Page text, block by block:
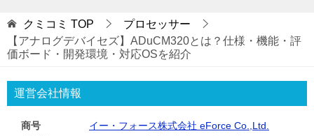
クミコミ TOP
プロセッサー
【アナログデバイセズ】ADuCM320とは？仕様・機能・評
価ボード・開発環境・対応OSを紹介
運営会社情報
商号
イー・フォース株式会社 eForce Co.,Ltd.